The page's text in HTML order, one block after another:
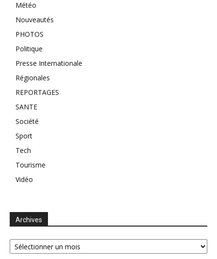
Météo
Nouveautés
PHOTOS
Politique
Presse Internationale
Régionales
REPORTAGES
SANTE
Société
Sport
Tech
Tourisme
Vidéo
Archives
Archives